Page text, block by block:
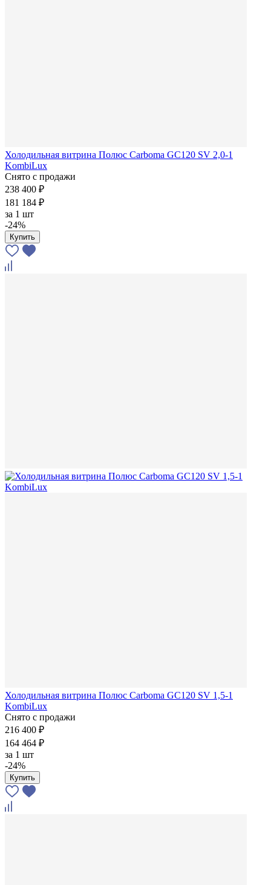
Холодильная витрина Полюс Carboma GC120 SV 2,0-1
KombiLux
Снято с продажи
238 400 ₽
181 184 ₽
за 1 шт
-24%
Купить
Холодильная витрина Полюс Carboma GC120 SV 1,5-1
KombiLux
Снято с продажи
216 400 ₽
164 464 ₽
за 1 шт
-24%
Купить